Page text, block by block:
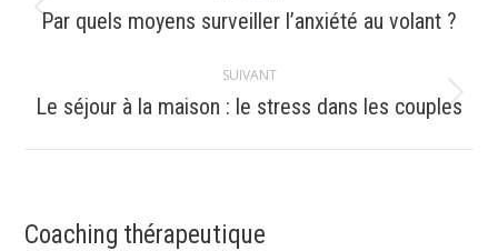
article
Article
:
Par quels moyens surveiller l’anxiété au volant ?
SUIVANT
Article
:
Le séjour à la maison : le stress dans les couples
Coaching thérapeutique